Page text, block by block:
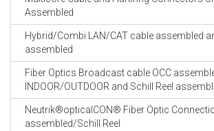
Assembled
Hybrid/Combi LAN/CAT cable assembled
assembled
Fiber Optics Broadcast cable OCC
INDOOR/OUTDOOR and Schill Reel
Neutrik®opticalCON® Fiber Optic
assembled/Schill Reel